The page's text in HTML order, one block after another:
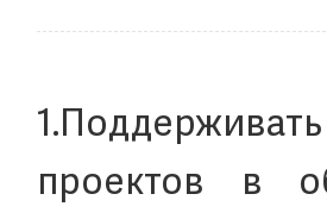
проектов в